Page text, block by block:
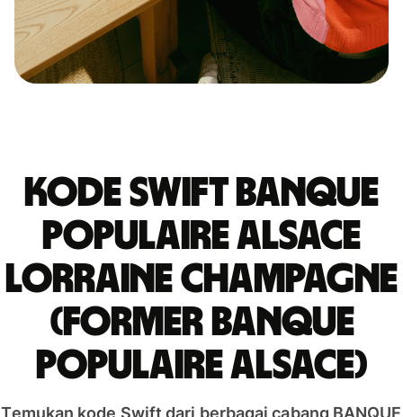
Kode Swift BANQUE
POPULAIRE ALSACE
LORRAINE CHAMPAGNE
(FORMER BANQUE
POPULAIRE ALSACE)
Temukan kode Swift dari berbagai cabang BANQUE